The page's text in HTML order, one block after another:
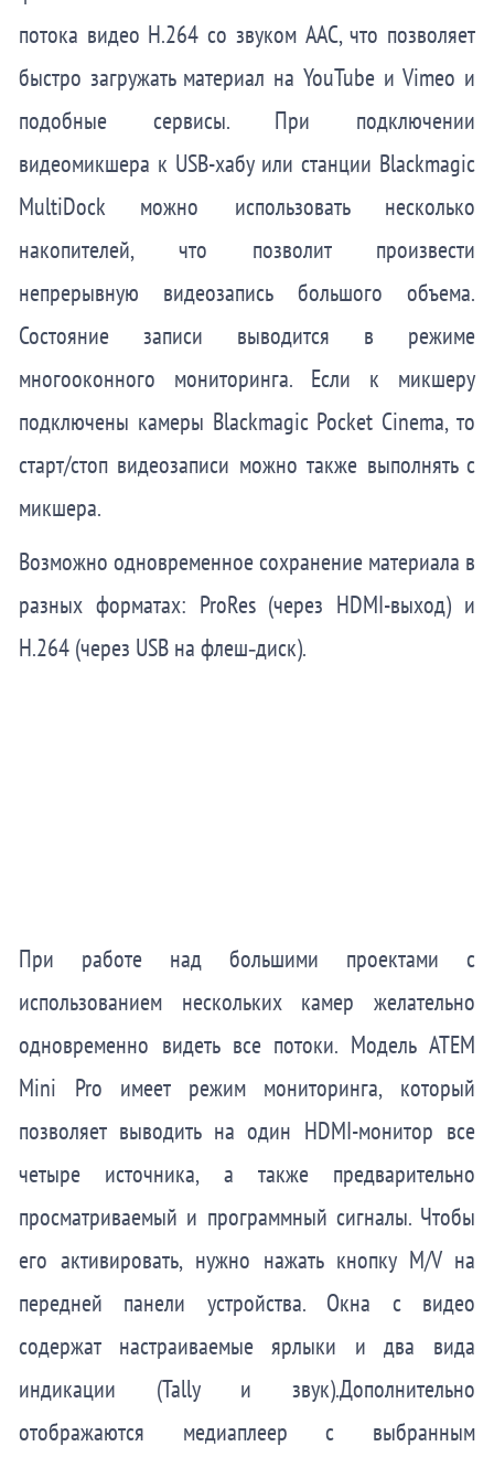
потока видео H.264 со звуком AAC, что позволяет
быстро загружать материал на YouTube и Vimeo и
подобные сервисы. При подключении
видеомикшера к USB-хабу или станции Blackmagic
MultiDock можно использовать несколько
накопителей, что позволит произвести
непрерывную видеозапись большого объема.
Состояние записи выводится в режиме
многооконного мониторинга. Если к микшеру
подключены камеры Blackmagic Pocket Cinema, то
старт/стоп видеозаписи можно также выполнять с
микшера.
Возможно одновременное сохранение материала в
разных форматах: ProRes (через HDMI-выход) и
H.264 (через USB на флеш‑диск).
При работе над большими проектами с
использованием нескольких камер желательно
одновременно видеть все потоки. Модель ATEM
Mini Pro имеет режим мониторинга, который
позволяет выводить на один HDMI-монитор все
четыре источника, а также предварительно
просматриваемый и программный сигналы. Чтобы
его активировать, нужно нажать кнопку M/V на
передней панели устройства. Окна с видео
содержат настраиваемые ярлыки и два вида
индикации (Tally и звук).Дополнительно
отображаются медиаплеерс выбранным